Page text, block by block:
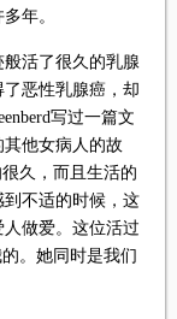
年。
活了很久的乳腺
恶性乳腺癌，却
写过一篇文
他女病人的故
久，而且生活的
不适的时候，这
做爱。这位活过
。她同时是我们